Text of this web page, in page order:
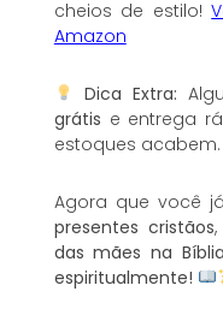
cheios de estilo!
Amazon
Dica Extra:
grátis e entrega
estoques acabem.
Agora que você
presentes cristãos
das mães na
espiritualmente!